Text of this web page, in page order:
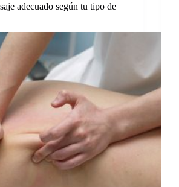
adecuado según tu tipo de